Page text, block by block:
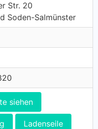
Str. 20
Soden-Salmünster
siehen
Ladenseile